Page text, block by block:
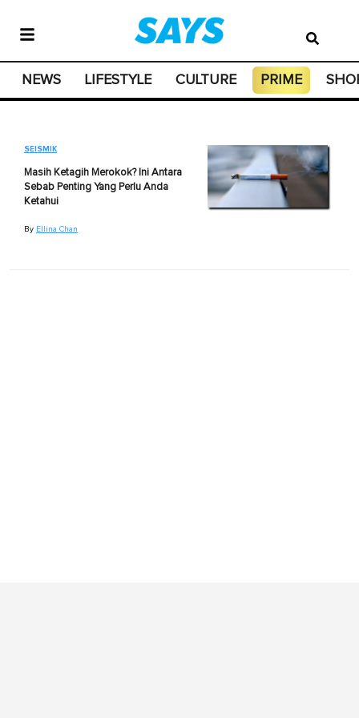
NEWS LIFESTYLE CULTURE PRIME
SEISMIK
Masih Ketagih Merokok? Ini Antara
Sebab Penting Yang Perlu Anda
Ketahui
By Ellina Chan